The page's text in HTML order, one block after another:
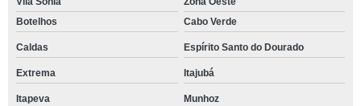
Botelhos
Cabo Verde
Caldas Espírito Santo do Dourado
Extrema Itajubá
Itapeva Munhoz